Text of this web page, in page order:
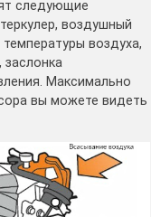
следующие
воздушный
воздуха,
заслонка
Максимально
вы можете видеть